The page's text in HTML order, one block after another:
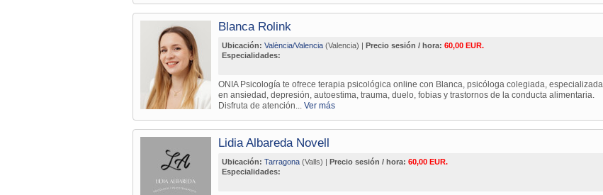
Blanca Rolink
Ubicación: València/Valencia (Valencia) | Precio sesión / hora: 60,00 EUR.
Especialidades:
ONIA Psicología te ofrece terapia psicológica online con Blanca, psicóloga colegiada, especializada
en ansiedad, depresión, autoestima, trauma, duelo, fobias y trastornos de la conducta alimentaria.
Disfruta de atención... Ver más
Lidia Albareda Novell
Ubicación: Tarragona (Valls) | Precio sesión / hora: 60,00 EUR.
Especialidades: